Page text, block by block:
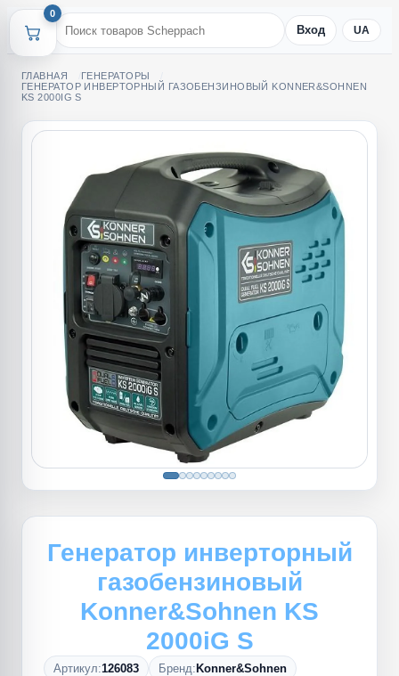
0
Вход UA
ГЛАВНАЯ
ГЕНЕРАТОРЫ
ГЕНЕРАТОР ИНВЕРТОРНЫЙ ГАЗОБЕНЗИНОВЫЙ KONNER&SOHNEN
KS 2000IG S
Генератор инверторный
газобензиновый
Konner&Sohnen KS
2000iG S
Артикул:126083 Бренд: Konner&Sohnen